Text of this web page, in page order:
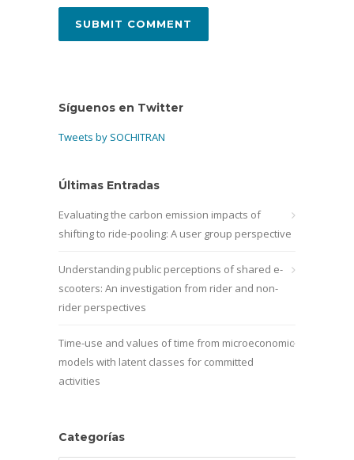
Síguenos en Twitter
Tweets by SOCHITRAN
Últimas Entradas
Evaluating the carbon emission impacts of
shifting to ride-pooling: A user group perspective
Understanding public perceptions of shared e-
scooters: An investigation from rider and non-
rider perspectives
Time-use and values of time from microeconomic
models with latent classes for committed
activities
Categorías